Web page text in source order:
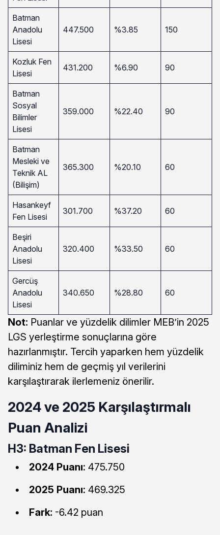
Batman
Anadolu
Lisesi
447.500 %3.85 150
Kozluk Fen
Lisesi
431.200 %6.90 90
Batman
Sosyal
Bilimler
Lisesi
359.000 %22.40 90
Batman
Mesleki ve
Teknik AL
(Bilişim)
365.300 %20.10 60
Hasankeyf
Fen Lisesi
301.700 %37.20 60
Beşiri
Anadolu
Lisesi
320.400 %33.50 60
Gercüş
Anadolu
Lisesi
340.650 %28.80 60
Not: Puanlar ve yüzdelik dilimler MEB’in 2025
LGS yerleştirme sonuçlarına göre
hazırlanmıştır. Tercih yaparken hem yüzdelik
diliminiz hem de geçmiş yıl verilerini
karşılaştırarak ilerlemeniz önerilir.
2024 ve 2025 Karşılaştırmalı
Puan Analizi
H3: Batman Fen Lisesi
2024 Puanı: 475.750
2025 Puanı: 469.325
Fark: -6.42 puan